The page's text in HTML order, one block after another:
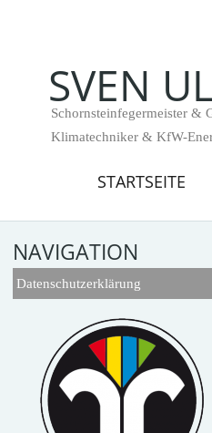
SVEN
Schornsteinfegermeister &
Klimatechniker & KfW-
STARTSEITE
NAVIGATION
Datenschutzerklärung